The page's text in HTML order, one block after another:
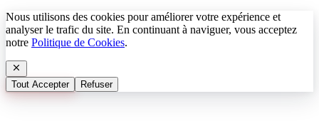
Nous utilisons des cookies pour améliorer votre expérience et
analyser le trafic du site. En continuant à naviguer, vous acceptez
notre Politique de Cookies.
Tout Accepter Refuser